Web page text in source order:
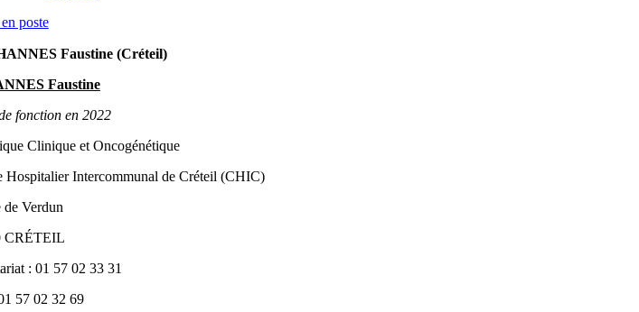
poste
Faustine (Créteil)
Faustine
fonction en 2022
Clinique et Oncogénétique
Hospitalier Intercommunal de Créteil (CHIC)
de Verdun
CRÉTEIL
: 01 57 02 33 31
57 02 32 69